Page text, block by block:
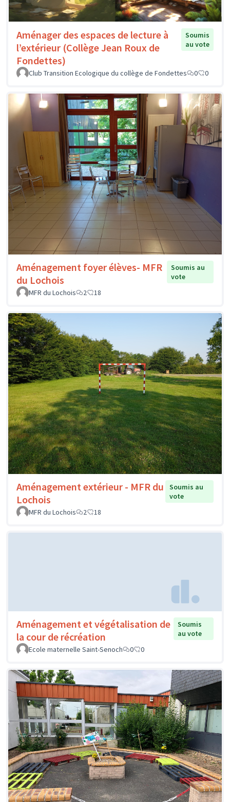
Aménager des espaces de lecture à
l’extérieur (Collège Jean Roux de
Fondettes)
Soumis
au vote
Club Transition Ecologique du collège de Fondettes 0 0
Aménagement foyer élèves- MFR
du Lochois
Soumis au
vote
MFR du Lochois
2 18
Aménagement extérieur - MFR du
Lochois
Soumis au
vote
MFR du Lochois
2 18
Aménagement et végétalisation de
la cour de récréation
Soumis
au vote
Ecole maternelle Saint-Senoch
0 0